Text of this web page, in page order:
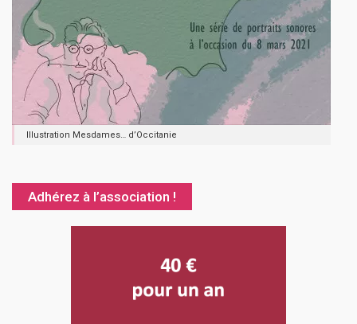
Illustration Mesdames… d’Occitanie
Adhérez à l’association !